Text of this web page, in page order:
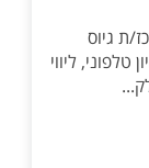
ת גיוס
ליווי